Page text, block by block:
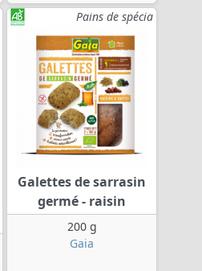
Pains de spécia
Galettes de sarrasin
germé - raisin
200 g
Gaia